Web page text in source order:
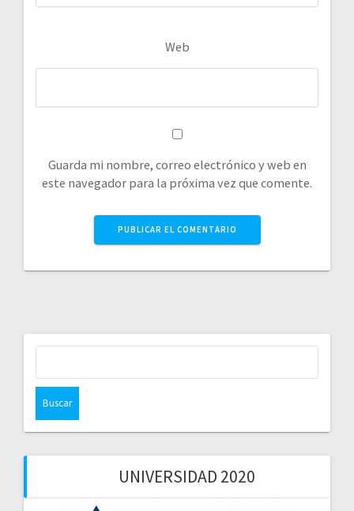
Web
Guarda mi nombre, correo electrónico y web en
este navegador para la próxima vez que comente.
UNIVERSIDAD 2020